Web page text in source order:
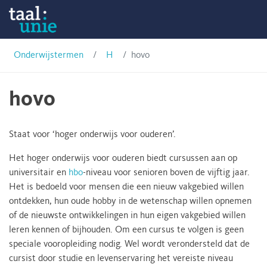
Skip
content
Onderwijstermen
H hovo
hovo
Staat voor ‘hoger onderwijs voor ouderen’.
Het hoger onderwijs voor ouderen biedt cursussen aan op
universitair en hbo-niveau voor senioren boven de vijftig jaar.
Het is bedoeld voor mensen die een nieuw vakgebied willen
ontdekken, hun oude hobby in de wetenschap willen opnemen
of de nieuwste ontwikkelingen in hun eigen vakgebied willen
leren kennen of bijhouden. Om een cursus te volgen is geen
speciale vooropleiding nodig. Wel wordt verondersteld dat de
cursist door studie en levenservaring het vereiste niveau